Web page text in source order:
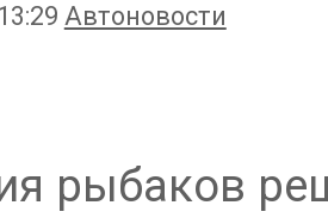
Автоновости
рыбаков